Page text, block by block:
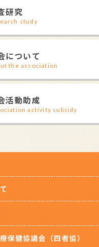
研究
study
について
the association
活動助成
activity subsidy
保健協議会（四者協）